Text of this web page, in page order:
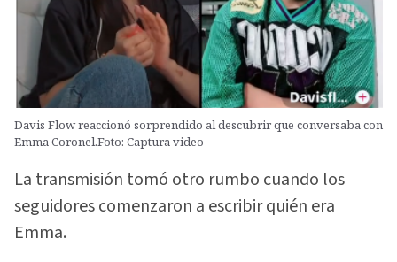
Davis Flow reaccionó sorprendido al descubrir que conversaba con
Emma Coronel.Foto: Captura video
La transmisión tomó otro rumbo cuando los
seguidores comenzaron a escribir quién era
Emma.